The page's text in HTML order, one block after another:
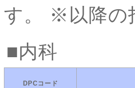
す。 ※以降の
内科
DPCコード